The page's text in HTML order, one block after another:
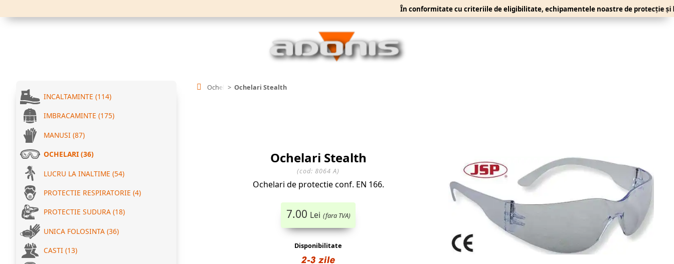
În conformitate cu criteriile de eligibilitate, echipamentele noastre de protecție și
INCALTAMINTE (114)
IMBRACAMINTE (175)
MANUSI (87)
OCHELARI (36)
LUCRU LA INALTIME (54)
PROTECTIE RESPIRATORIE (4)
PROTECTIE SUDURA (18)
UNICA FOLOSINTA (36)
CASTI (13)
Ochelari Ochelari Stealth
Ochelari Stealth
(cod:8064 A)
Ochelari de protectie conf. EN 166.
7.00 Lei (fara TVA)
Disponibilitate